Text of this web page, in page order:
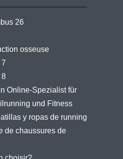
26
osseuse
8
Online-Spezialist für
und Fitness
y ropas de running
de chaussures de